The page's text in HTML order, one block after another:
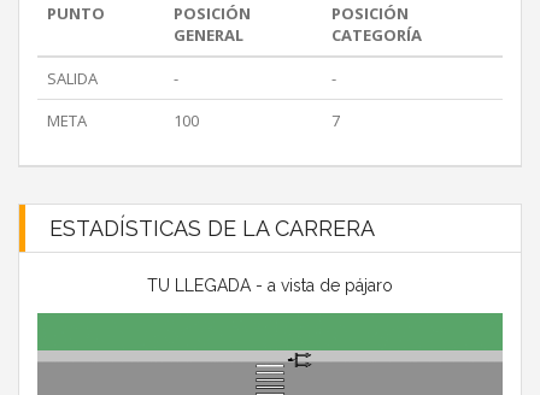
PUNTO
POSICIÓN
GENERAL
POSICIÓN
CATEGORÍA
SALIDA
-
-
META
100 7
ESTADÍSTICAS DE LA CARRERA
TU LLEGADA - a vista de pájaro